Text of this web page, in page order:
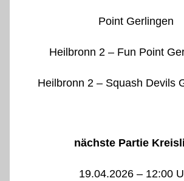
Point Gerlingen
Heilbronn 2 – Fun Point
Heilbronn 2 – Squash Devils
nächste Partie
19.04.2026 – 12:00